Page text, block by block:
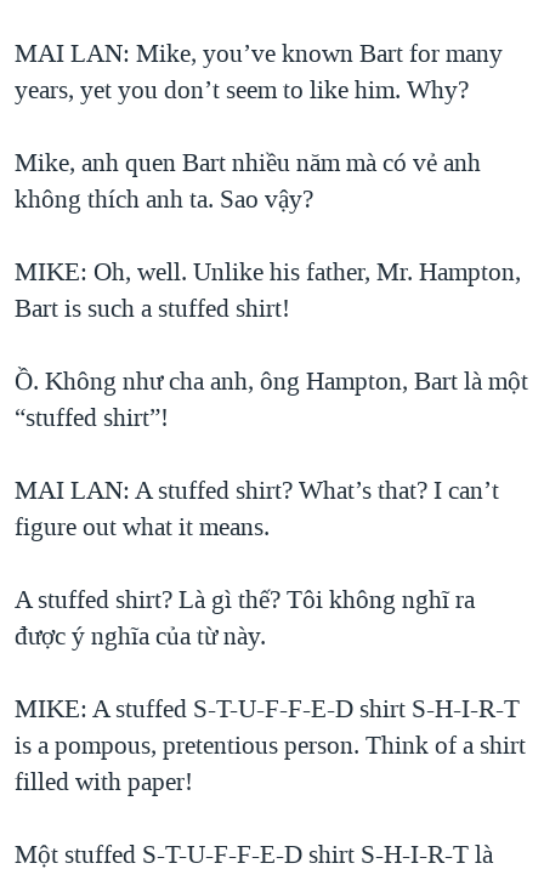
MAI LAN: Mike, you’ve known Bart for many
years, yet you don’t seem to like him. Why?
Mike, anh quen Bart nhiều năm mà có vẻ anh
không thích anh ta. Sao vậy?
MIKE: Oh, well. Unlike his father, Mr. Hampton,
Bart is such a stuffed shirt!
Ồ. Không như cha anh, ông Hampton, Bart là một
“stuffed shirt”!
MAI LAN: A stuffed shirt? What’s that? I can’t
figure out what it means.
A stuffed shirt? Là gì thế? Tôi không nghĩ ra
được ý nghĩa của từ này.
MIKE: A stuffed S-T-U-F-F-E-D shirt S-H-I-R-T
is a pompous, pretentious person. Think of a shirt
filled with paper!
Một stuffed S-T-U-F-F-E-D shirt S-H-I-R-T là